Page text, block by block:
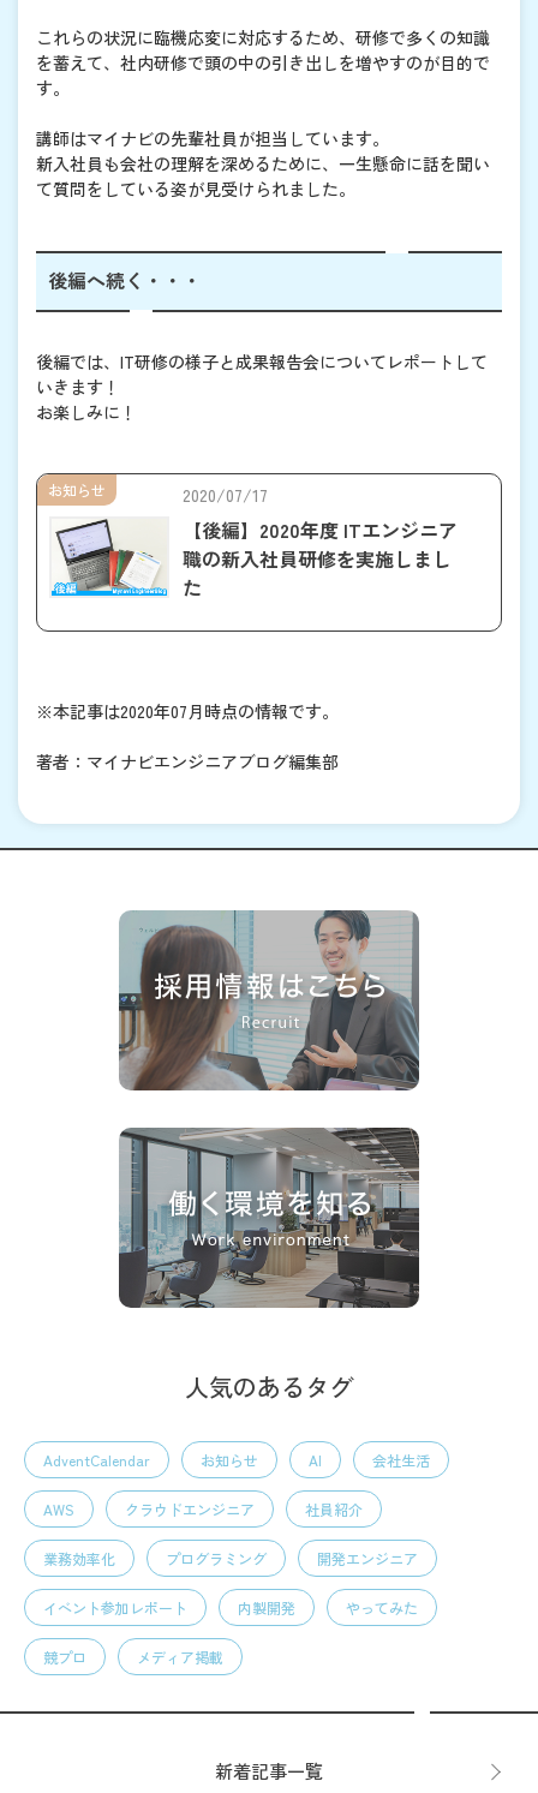
これらの状況に臨機応変に対応するため、研修で多くの知識
を蓄えて、社内研修で頭の中の引き出しを増やすのが目的で
す。
講師はマイナビの先輩社員が担当しています。
新入社員も会社の理解を深めるために、一生懸命に話を聞い
て質問をしている姿が見受けられました。
後編へ続く・・・
後編では、IT研修の様子と成果報告会についてレポートして
いきます！
お楽しみに！
2020/07/17
【後編】2020年度 ITエンジニア
職の新入社員研修を実施しまし
た
お知らせ
※本記事は2020年07月時点の情報です。
著者：マイナビエンジニアブログ編集部
人気のあるタグ
AdventCalendar お知らせ AI 会社生活
AWS クラウドエンジニア 社員紹介
業務効率化 プログラミング 開発エンジニア
イベント参加レポート 内製開発 やってみた
競プロ メディア掲載
新着記事一覧